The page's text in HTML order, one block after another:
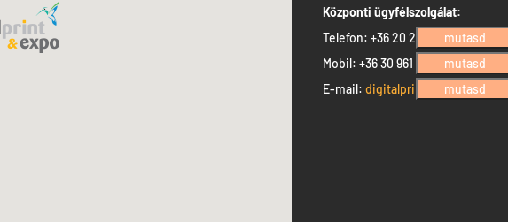
Központi ügyfélszolgálat:
Telefon: +36 20 230 8736mutasd
Mobil: +36 30 961 9645
mutasd
E-mail:
mutasd